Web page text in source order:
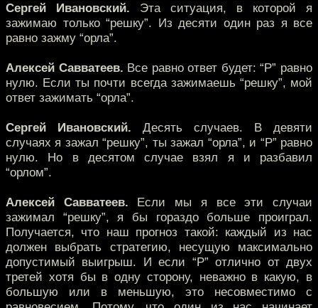
Сергей Ивановский. Эта ситуация, в которой я
зажимаю только “решку”. Из десяти один раз я все
равно зажму “орла”.
Алексей Савватеев. Все равно ответ будет: “P” равно
нулю. Если ты почти всегда зажимаешь “решку”, мой
ответ зажимать “орла”.
Сергей Ивановский. Десять случаев. В девяти
случаях я зажал “решку”, ты зажал “орла”, и “P” равно
нулю. Но в десятом случае взял я и разбавил
“орлом”.
Алексей Савватеев. Если мы я все эти случаи
зажимал “решку”, я бы гораздо больше проиграл.
Получается, что наш прогноз такой: каждый из нас
должен выбрать стратегию, несущую максимально
допустимый выигрыш. И если “P” отлично от двух
третей хотя бы в одну сторону, неважно в какую, в
большую или в меньшую, это несовместимо с